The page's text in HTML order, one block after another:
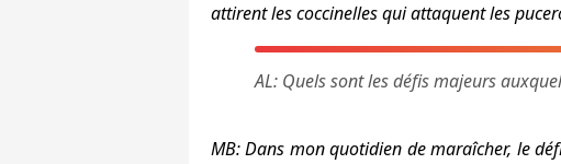
attirent les coccinelles qui attaquent les
AL: Quels sont les défis majeurs
MB: Dans mon quotidien de maraîcher, le